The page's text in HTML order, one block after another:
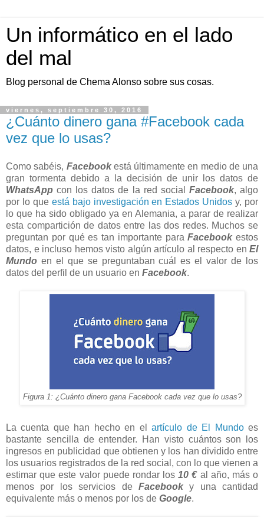
Un informático en el lado
del mal
Blog personal de Chema Alonso sobre sus cosas.
viernes, septiembre 30, 2016
¿Cuánto dinero gana #Facebook cada
vez que lo usas?
Como sabéis, Facebookestá últimamente en medio de una
gran tormenta debido a la decisión de unir los datos de
WhatsApp con los datos de la red social Facebook, algo
por lo que está bajo investigación en Estados Unidos y, por
lo que ha sido obligado ya en Alemania, a parar de realizar
esta compartición de datos entre las dos redes. Muchos se
preguntan por qué es tan importante paraFacebook estos
datos, e incluso hemos visto algún artículo al respecto en El
Mundo en el que se preguntaban cuál es el valor de los
datos del perfil de un usuario en Facebook.
Figura 1: ¿Cuánto dinero gana Facebook cada vez que lo usas?
La cuenta que han hecho en elartículo de El Mundoes
bastante sencilla de entender. Han visto cuántos son los
ingresos en publicidad que obtienen y los han dividido entre
los usuarios registrados de la red social, con lo que vienen a
estimar que este valor puede rondar los10 €al año, más o
menos por los servicios de Facebooky una cantidad
equivalente más o menos por los de Google.